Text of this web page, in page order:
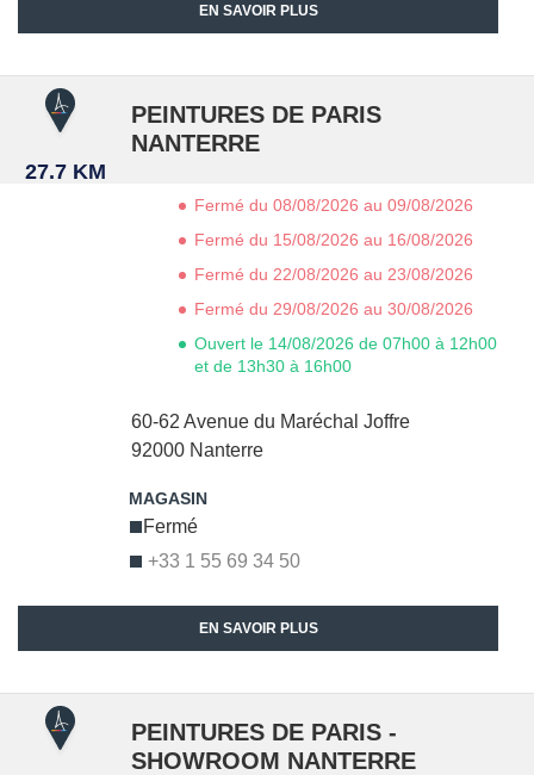
EN SAVOIR PLUS
27.7 KM
PEINTURES DE PARIS
NANTERRE
60-62 Avenue du Maréchal Joffre
92000 Nanterre
+33 1 55 69 34 50
Fermé
Fermé du 08/08/2026 au 09/08/2026
Fermé du 15/08/2026 au 16/08/2026
Fermé du 22/08/2026 au 23/08/2026
Fermé du 29/08/2026 au 30/08/2026
Ouvert le 14/08/2026 de 07h00 à 12h00
et de 13h30 à 16h00
EN SAVOIR PLUS
PEINTURES DE PARIS -
SHOWROOM NANTERRE